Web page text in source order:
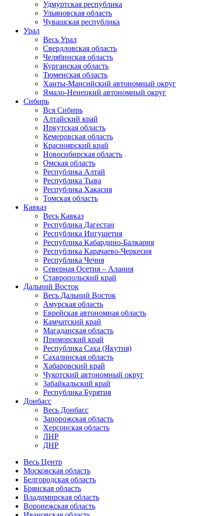
Удмуртская республика
Ульяновская область
Чувашская республика
Урал
Весь Урал
Свердловская область
Челябинская область
Курганская область
Тюменская область
Ханты-Мансийский автономный округ
Ямало-Ненецкий автономный округ
Сибирь
Вся Сибирь
Алтайский край
Иркутская область
Кемеровская область
Красноярский край
Новосибирская область
Омская область
Республика Алтай
Республика Тыва
Республика Хакасия
Томская область
Кавказ
Весь Кавказ
Республика Дагестан
Республика Ингушетия
Республика Кабардино-Балкария
Республика Карачаево-Черкесия
Республика Чечня
Северная Осетия – Алания
Ставропольский край
Дальний Восток
Весь Дальний Восток
Амурская область
Еврейская автономная область
Камчатский край
Магаданская область
Приморский край
Республика Саха (Якутия)
Сахалинская область
Хабаровский край
Чукотский автономный округ
Забайкальский край
Республика Бурятия
Донбасс
Весь Донбасс
Запорожская область
Херсонская область
ЛНР
ДНР
Весь Центр
Московская область
Белгородская область
Брянская область
Владимирская область
Воронежская область